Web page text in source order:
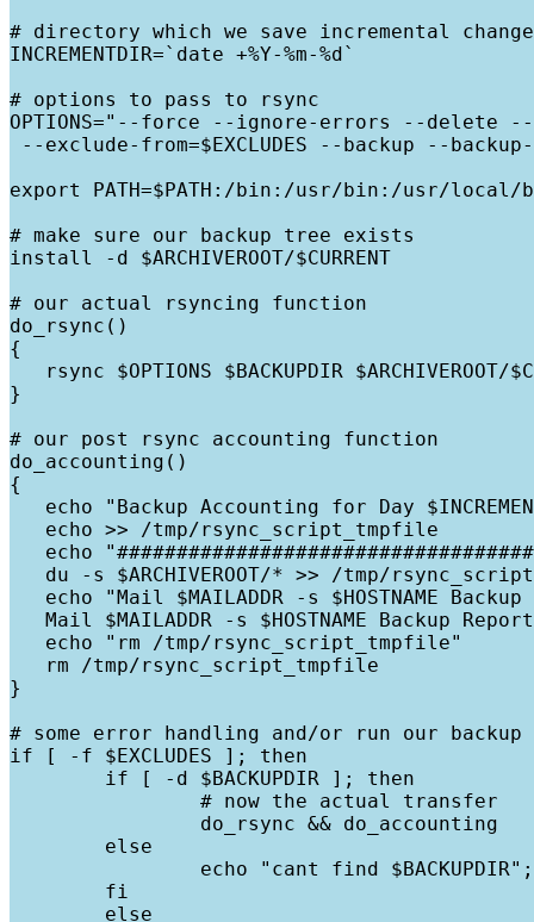
# directory which we save incremental
INCREMENTDIR=`date +%Y-%m-%d`
# options to pass to rsync
OPTIONS="--force --ignore-errors --delete
--exclude-from=$EXCLUDES --backup --backup-
export PATH=$PATH:/bin:/usr/bin:/usr/local/
# make sure our backup tree exists
install -d $ARCHIVEROOT/$CURRENT
# our actual rsyncing function
do_rsync()
{
rsync $OPTIONS $BACKUPDIR $ARCHIVEROOT/
}
# our post rsync accounting function
do_accounting()
{
echo "Backup Accounting for Day
   echo >> /tmp/rsync_script_tmpfile
echo
du -s $ARCHIVEROOT/* >> /tmp/
echo "Mail $MAILADDR -s $HOSTNAME
Mail $MAILADDR -s $HOSTNAME Backup
   echo "rm /tmp/rsync_script_tmpfile"
   rm /tmp/rsync_script_tmpfile
}
# some error handling and/or run our backup
if [ -f $EXCLUDES ]; then